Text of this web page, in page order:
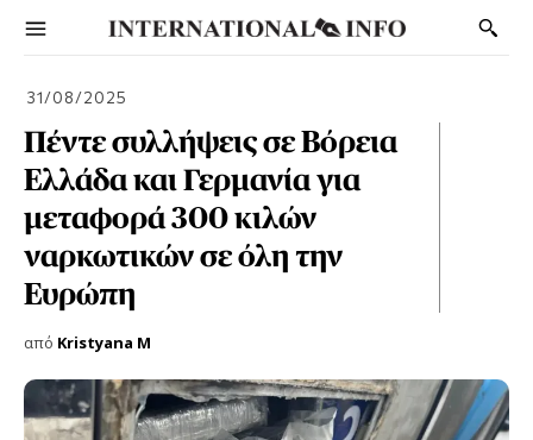
31/08/2025
Πέντε συλλήψεις σε Βόρεια
Ελλάδα και Γερμανία για
μεταφορά 300 κιλών
ναρκωτικών σε όλη την
Ευρώπη
από Kristyana M